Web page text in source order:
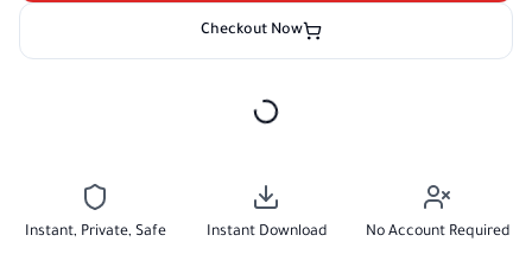
Checkout Now
No Account Required
Instant Download
Instant, Private, Safe